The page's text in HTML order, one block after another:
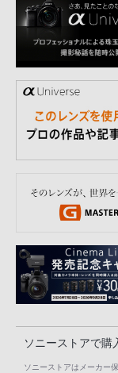
ソニーストアで購
ソニーストアはメーカー